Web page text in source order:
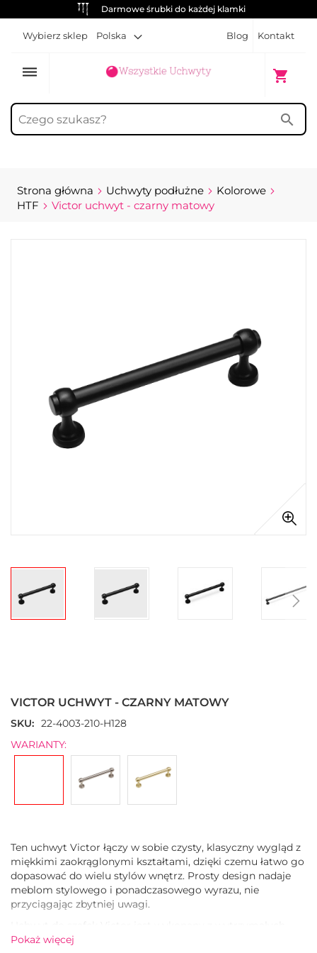
Darmowe śrubki do każdej klamki
Blog Kontakt
Wybierz sklep Polska
dehaze shopping_cart
Mój
search
Strona główna Uchwyty podłużne
Kolorowe
HTF
Victor uchwyt - czarny matowy
galerii
VICTOR UCHWYT - CZARNY MATOWY
SKU
22-4003-210-H128
WARIANTY:
Ten uchwyt Victor łączy w sobie czysty, klasyczny wygląd z
miękkimi zaokrąglonymi kształtami, dzięki czemu łatwo go
dopasować do wielu stylów wnętrz. Prosty design nadaje
meblom stylowego i ponadczasowego wyrazu, nie
przyciągając zbytniej uwagi.
stopek zamakowych i lekkiego aluminiowego pręta,
Pokaż więcej